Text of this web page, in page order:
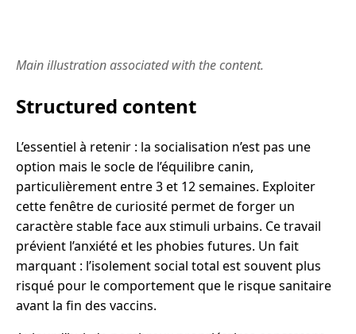
Main illustration associated with the content.
Structured content
L’essentiel à retenir : la socialisation n’est pas une
option mais le socle de l’équilibre canin,
particulièrement entre 3 et 12 semaines. Exploiter
cette fenêtre de curiosité permet de forger un
caractère stable face aux stimuli urbains. Ce travail
prévient l’anxiété et les phobies futures. Un fait
marquant : l’isolement social total est souvent plus
risqué pour le comportement que le risque sanitaire
avant la fin des vaccins.